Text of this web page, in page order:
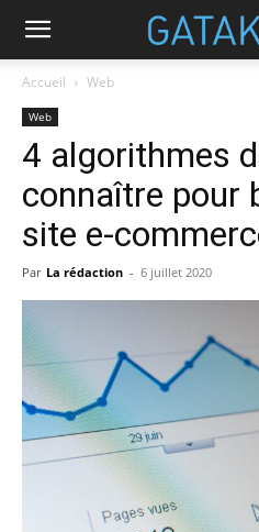
Accueil Web
Web
4 algorithmes
connaître pour
site e-
Par La rédaction - 6 juillet 2020